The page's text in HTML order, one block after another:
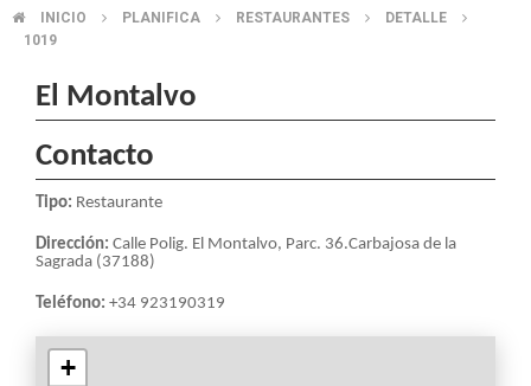
SOBRESCRIBIR
DE
AYUDA
LA
NAVEGACIÓN
INICIO PLANIFICA RESTAURANTES
DETALLE
1019
El Montalvo
Contacto
Tipo: Restaurante
Dirección: Calle Polig. El Montalvo, Parc. 36.Carbajosa de la
Sagrada (37188)
Teléfono: +34 923190319
+